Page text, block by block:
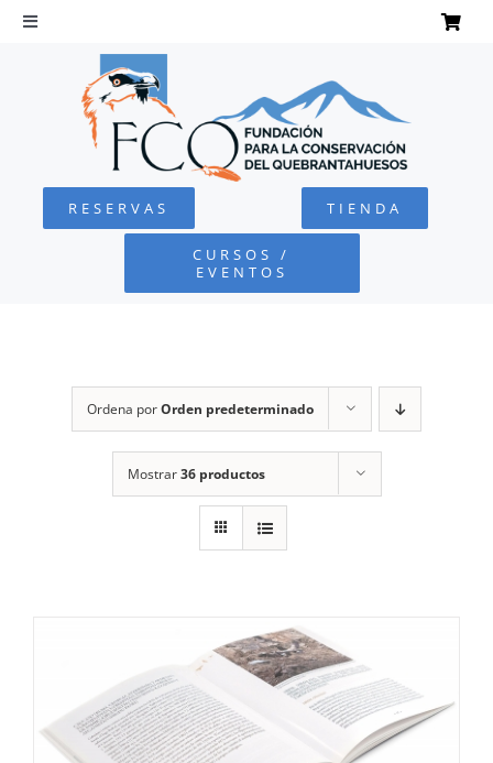
Saltar
Toggle
Navigation
QUEBRANTAHUESOS
FUNDACIÓN
CARRITO
RESERVAS TIENDA
CURSOS /
EVENTOS
Ordena porOrden predeterminado
Mostrar36 productos